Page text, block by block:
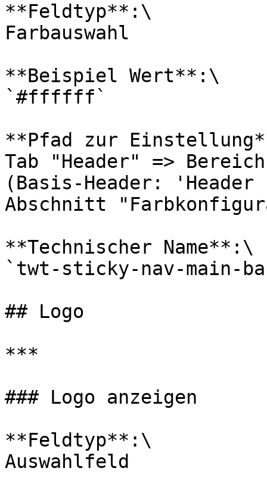
**Feldtyp**:\
Farbauswahl
**Beispiel Wert**:\
`#ffffff`
**Pfad zur
Tab "Header" =>
(Basis-Header:
Abschnitt
**Technischer Name**:\
`twt-sticky-nav-main-
## Logo
***
### Logo anzeigen
**Feldtyp**:\
Auswahlfeld